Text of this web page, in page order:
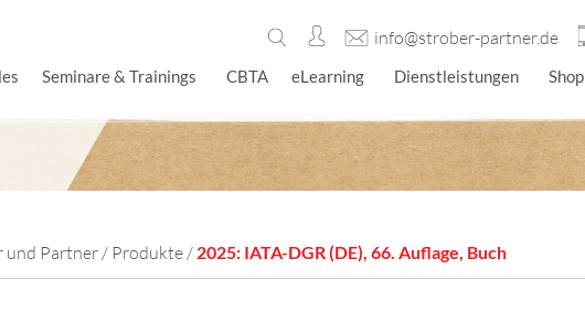
info@strober-partner.de
Seminare & Trainings CBTA eLearning Dienstleistungen Shop
und Partner/ Produkte/ 2025: IATA-DGR (DE), 66. Auflage, Buch